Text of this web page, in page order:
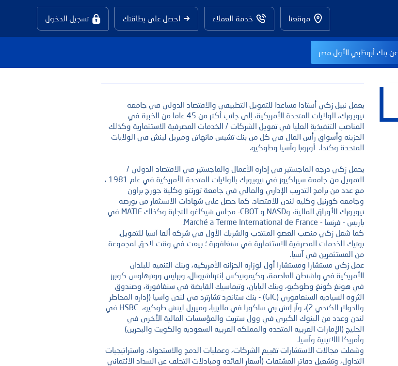
موقعنا خدمة العملاء احصل على بطاقتك تسجيل الدخول
عن بنك أبوظبي الأول مصر
يعمل نبيل زكي أستاذا مساعدا للتمويل التطبيقي والاقتصاد الدولي في جامعة
نيويورك، الولايات المتحدة الأمريكية، إلى جانب أكثر من 45 عاما من الخبرة في
المناصب التنفيذية العليا في تمويل الشركات / الخدمات المصرفية الاستثمارية وكذلك
الخزينة وأسواق رأس المال في كل من بنك تشيس مانهاتن وميريل لينش في الولايات
المتحدة وكندا. أوروبا وآسيا وطوكيو.
يحمل زكي درجة الماجستير في إدارة الأعمال والماجستير في الاقتصاد الدولي /
التمويل من جامعة سيراكيوز في نيويورك بالولايات المتحدة الأمريكية في عام 1981 ،
مع عدد من برامج التدريب الإداري والمالي في جامعة تورنتو وكلية جورج براون
وجامعة كورنيل وكلية لندن للاقتصاد. كما حصل على شهادات الاستثمار من بورصة
نيويورك للأوراق المالية، وNASD و CBOT- مجلس شيكاغو للتجارة وكذلك MATIF في
باريس - فرنسا - Marché a Terme International de France.
كما شغل زكي منصب العضو المنتدب والشريك الأول في شركة ألفا آسيا للتمويل.
بوتيك للخدمات المصرفية الاستثمارية في سنغافورة ؛ بيعت في وقت لاحق لمجموعة
من المستثمرين في آسيا.
عمل زكي مستشارا ومستشارا أول لوزارة الخزانة الأمريكية، وبنك التنمية للبلدان
الأمريكية في واشنطن العاصمة، وكيمونيكس إنترناشيونال، وبرايس ووترهاوس كوبرز
في هونغ كونغ وطوكيو، وبنك اليابان، وتيماسيك القابضة في سنغافورة، وصندوق
الثروة السيادية السنغافوري (GIC) - بنك ستاندرد تشارترد في لندن وآسيا (إدارة المخاطر
والدولار الكندي 2)، وآر إتش بي ساكورا في ماليزيا، وميريل لينش طوكيو، HSBC في
لندن وعدد من البنوك الكبرى في وول ستريت والمؤسسات المالية الأخرى في
الخليج (الإمارات العربية المتحدة والمملكة العربية السعودية والكويت والبحرين)
وأمريكا اللاتينية وآسيا.
وشملت مجالات الاستشارات تقييم الشركات، وعمليات الدمج والاستحواذ، واستراتيجيات
التداول، وتشغيل دفاتر المشتقات (أسعار الفائدة ومبادلات التخلف عن السداد الائتماني